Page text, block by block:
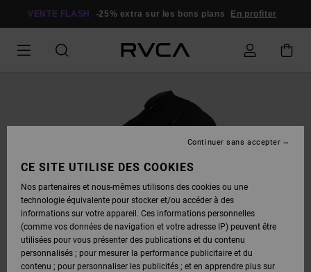
VENTE FLASH -25% extra sur les bons plans En profiter
CE SITE UTILISE DES COOKIES
Nos partenaires et nous-mêmes utilisons des cookies ou une
technologie équivalente pour stocker et/ou accéder à des
informations sur votre appareil. Ces informations personnelles
(comme vos données de navigation et votre adresse IP) peuvent être
utilisées pour vous présenter des publications et du contenu
personnalisés ; pour mesurer la performance publicitaire et du
contenu ; pour personnaliser les publicités ; et en apprendre plus sur
Continuer sans accepter